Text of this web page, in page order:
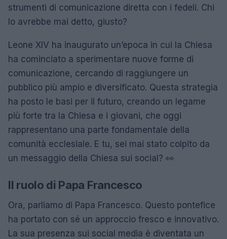
strumenti di comunicazione diretta con i fedeli. Chi
lo avrebbe mai detto, giusto?
Leone XIV ha inaugurato un’epoca in cui la Chiesa
ha cominciato a sperimentare nuove forme di
comunicazione, cercando di raggiungere un
pubblico più ampio e diversificato. Questa strategia
ha posto le basi per il futuro, creando un legame
più forte tra la Chiesa e i giovani, che oggi
rappresentano una parte fondamentale della
comunità ecclesiale. E tu, sei mai stato colpito da
un messaggio della Chiesa sui social? 👀
Il ruolo di Papa Francesco
Ora, parliamo di Papa Francesco. Questo pontefice
ha portato con sé un approccio fresco e innovativo.
La sua presenza sui social media è diventata un